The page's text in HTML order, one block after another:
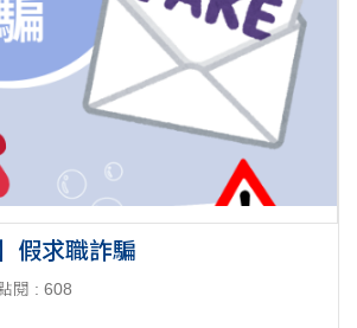
假求職詐騙
閱 : 608